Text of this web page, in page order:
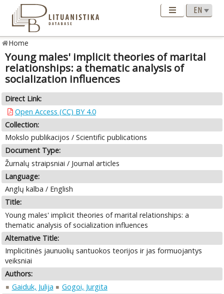
Home
Young males' implicit theories of marital
relationships: a thematic analysis of
socialization influences
Direct Link:
Open Access (CC) BY 4.0
Collection:
Mokslo publikacijos / Scientific publications
Document Type:
Žurnalų straipsniai / Journal articles
Language:
Anglų kalba / English
Title:
Young males' implicit theories of marital relationships: a
thematic analysis of socialization influences
Alternative Title:
Implicitinės jaunuolių santuokos teorijos ir jas formuojantys
veiksniai
Authors:
Gaiduk, Julija
Gogoi, Jurgita